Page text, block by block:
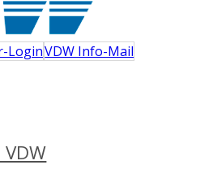
LoginVDW Info-Mail
VDW